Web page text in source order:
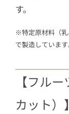
す。
※特定原材料（
で製造しています
【フル
カット）